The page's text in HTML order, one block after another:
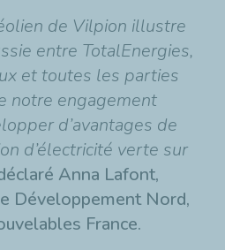
de Vilpion illustre
entre TotalEnergies,
et toutes les parties
notre engagement
d’avantages de
d’électricité verte sur
Anna Lafont,
Développement Nord,
France.